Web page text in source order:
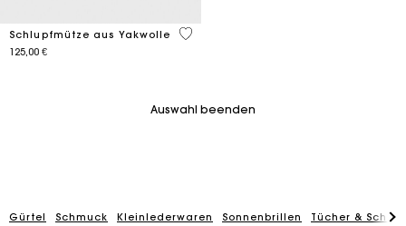
Schlupfmütze aus Yakwolle
125,00 €
3,3 out of 5 Customer Rating
Auswahl beenden
Gürtel Schmuck Kleinlederwaren Sonnenbrillen Tücher & Schals
Die Maje-Geschenkkarte: Die beste Möglichkeit, das